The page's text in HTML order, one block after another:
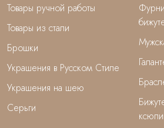
Товары ручной работы
Товары из стали
Брошки
Украшения в Русском Стиле
Украшения на шею
Серьги